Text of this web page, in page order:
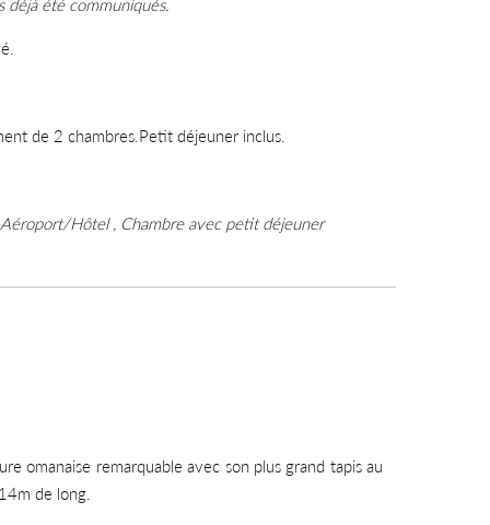
déjà été communiqués.
de 2 chambres.Petit déjeuner inclus.
Hôtel , Chambre avec petit déjeuner
omanaise remarquable avec son plus grand tapis au
de long.